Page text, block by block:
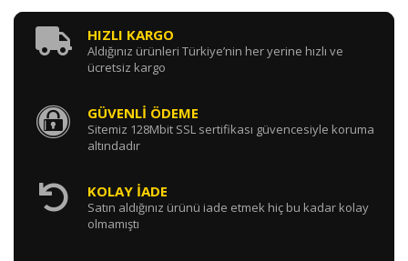
HIZLI KARGO
Aldığınız ürünleri Türkiye’nin her yerine hızlı ve
ücretsiz kargo
GÜVENLİ ÖDEME
Sitemiz 128Mbit SSL sertifikası güvencesiyle koruma
altındadır
KOLAY İADE
Satın aldığınız ürünü iade etmek hiç bu kadar kolay
olmamıştı